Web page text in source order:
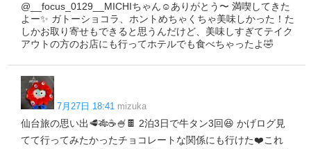
@__focus_0129__MICHIちゃん☺️ありがとう〜 満喫してきた
よー✨ ガトーショコラ、ホントめちゃくちゃ美味しかった！た
しかお取り寄せもできると思うんだけど、美味しすぎてテイク
アウトの方のお店にも行ってホテルでも食べちゃったよ🤣
7月27日 18:41 mizuka
仙台旅の思い出🥩🎋☕️🍧🍫 2泊3日で牛タン3回😆 かげログ見
てて行ってみたかったチョコレートな関係にも行けた❤️これ